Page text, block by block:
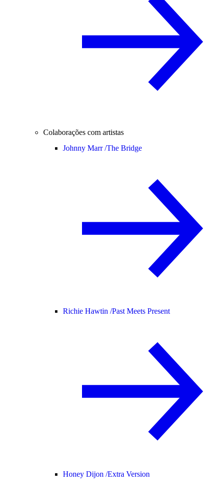
Colaborações com artistas
Johnny Marr /The Bridge
Richie Hawtin /Past Meets Present
Honey Dijon /Extra Version